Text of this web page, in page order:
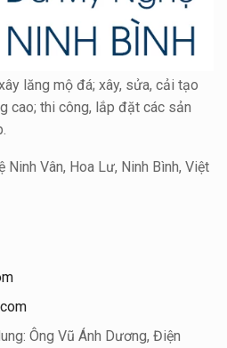
lăng mộ đá; xây, sửa, cải tạo
cao; thi công, lắp đặt các sản
Ninh Vân, Hoa Lư, Ninh Bình, Việt
Ông Vũ Ánh Dương, Điện